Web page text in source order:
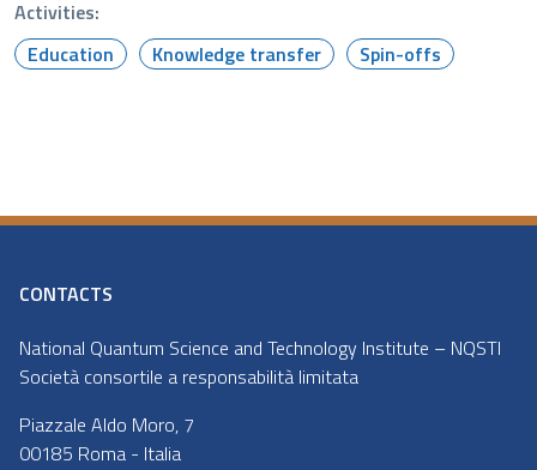
Activities:
Education
Knowledge transfer Spin-offs
CONTACTS
National Quantum Science and Technology Institute – NQSTI
Società consortile a responsabilità limitata
Piazzale Aldo Moro, 7
00185 Roma - Italia